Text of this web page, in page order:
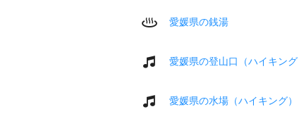
愛媛県の銭湯
愛媛県の登山口（ハイキン
愛媛県の水場（ハイキング）